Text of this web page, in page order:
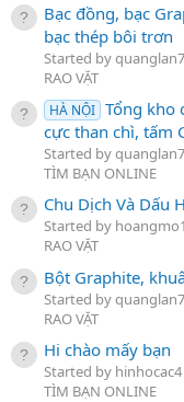
Bạc đồng, bạc
bạc thép bôi trơn
Started by
RAO VẶT
HÀ NỘI Tổng kho
cực than chì, tấm
Started by
TÌM BẠN ONLINE
Chu Dịch Và Dấu
Started by
RAO VẶT
Bột Graphite,
Started by
RAO VẶT
Hi chào mấy bạn
Started by hinhocac4
TÌM BẠN ONLINE